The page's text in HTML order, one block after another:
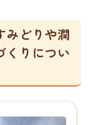
みどりや潤
くりについ